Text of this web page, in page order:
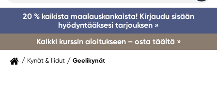
20 % kaikista maalauskankaista! Kirjaudu sisään
hyödyntääksesi tarjouksen »
Kaikki kurssin aloitukseen – osta täältä »
Kynät & liidut Geelikynät